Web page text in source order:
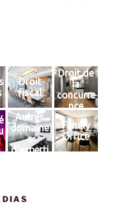
Droit
fiscal
Droit de
la
concurre
nce
Autres
domaine
s
d'experti
Family
Office